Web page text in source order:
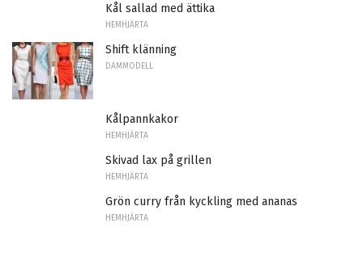
Kål sallad med ättika
HEMHJÄRTA
Shift klänning
DAMMODELL
Kålpannkakor
HEMHJÄRTA
Skivad lax på grillen
HEMHJÄRTA
Grön curry från kyckling med ananas
HEMHJÄRTA